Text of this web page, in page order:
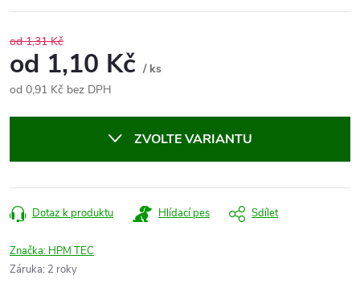
od 1,31 Kč
od 1,10 Kč / ks
od 0,91 Kč bez DPH
ZVOLTE VARIANTU
Dotaz k produktu Hlídací pes Sdílet
Značka: HPM TEC
Záruka: 2 roky